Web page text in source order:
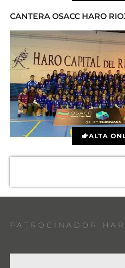
CANTERA OSACC HARO
ALTA
PATROCINADOR